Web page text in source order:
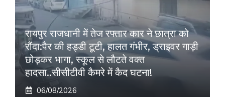
रायपुर राजधानी में तेज रफ्तार कार ने छात्रा को
रौंदा:पैर की हड्डी टूटी, हालत गंभीर, ड्राइवर गाड़ी
छोड़कर भागा, स्कूल से लौटते वक्त
हादसा..सीसीटीवी कैमरे में कैद घटना!
06/08/2026